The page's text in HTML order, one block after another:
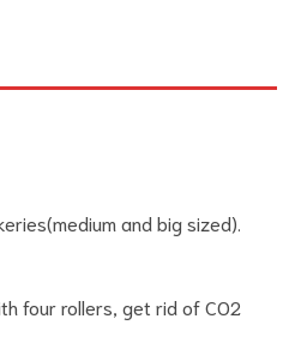
and big sized).
four rollers, get rid of CO2